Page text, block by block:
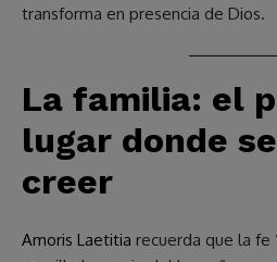
transforma en presencia de Dios.
La familia: el
lugar donde
creer
Amoris Laetitia recuerda que la fe